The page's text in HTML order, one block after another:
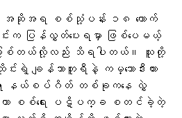
ရဲ့ အဆိုအရ စစ်သုံ့ပန်း ၁၈ ယောက်
ပြန်လွှတ်ပေးရမှာ ဖြစ်ပေမယ့်
ြစ်တယ်လို့လည်း သိရပါတယ်။ သူတို့
ရဲ့ ချန်သာဘူရီနဲ့ ကမ္ဘောဒီးယား
နယ်စပ်ဂိတ် တစ်ခုကနေ လွှဲ
ဟာ စစ်ရေး ပဋိပက္ခ စတင်ခဲ့တဲ့